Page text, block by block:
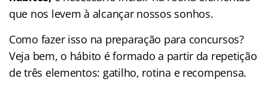
que nos levem à alcançar nossos sonhos.
Como fazer isso na preparação para concursos?
Veja bem, o hábito é formado a partir da repetição
de três elementos: gatilho, rotina e recompensa.